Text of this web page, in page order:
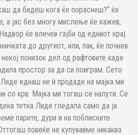
да бидеш кога ќе пораснеш?“ ќе
а јас без многу мислење ќе кажев,
ќе влечев гајби од едниот крај
до другиот, или, пак, ќе почнев
понизок дел од рафтовите каде
простор за да си поиграм. Сето
еднаш не ѝ продаде на мајка ми
со крв. Мајка ми тогаш се налути. Се
тетка Лиде гледала само да ја
парите, дури и на поблиските
повеќе не купувавме никаква